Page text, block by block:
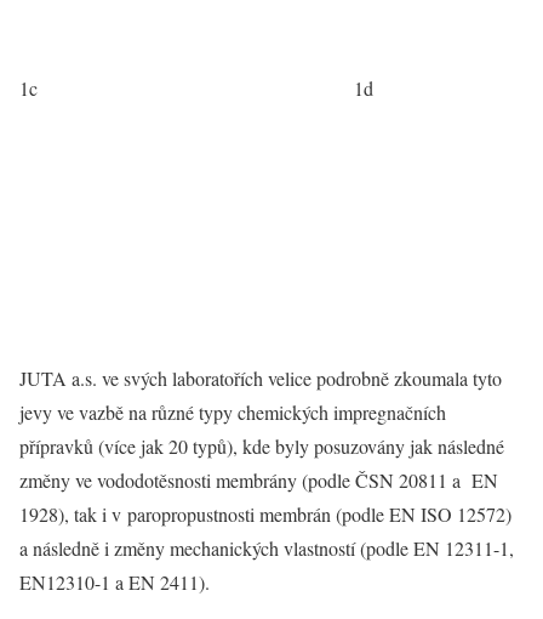
1c 1d
JUTA a.s. ve svých laboratořích velice podrobně zkoumala tyto
jevy ve vazbě na různé typy chemických impregnačních
přípravků (více jak 20 typů), kde byly posuzovány jak následné
změny ve vododotěsnosti membrány (podle ČSN 20811 a EN
1928), tak i v paropropustnosti membrán (podle EN ISO 12572)
a následně i změny mechanických vlastností (podle EN 12311-1,
EN12310-1 a EN 2411).